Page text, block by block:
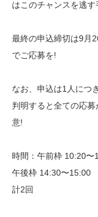
はこのチャンスを逃す
最終の申込締切は9月
でご応募を!
なお、申込は1人につ
判明すると全ての応
意!
時間：午前枠 10:20〜
午後枠 14:30〜15:00
計2回